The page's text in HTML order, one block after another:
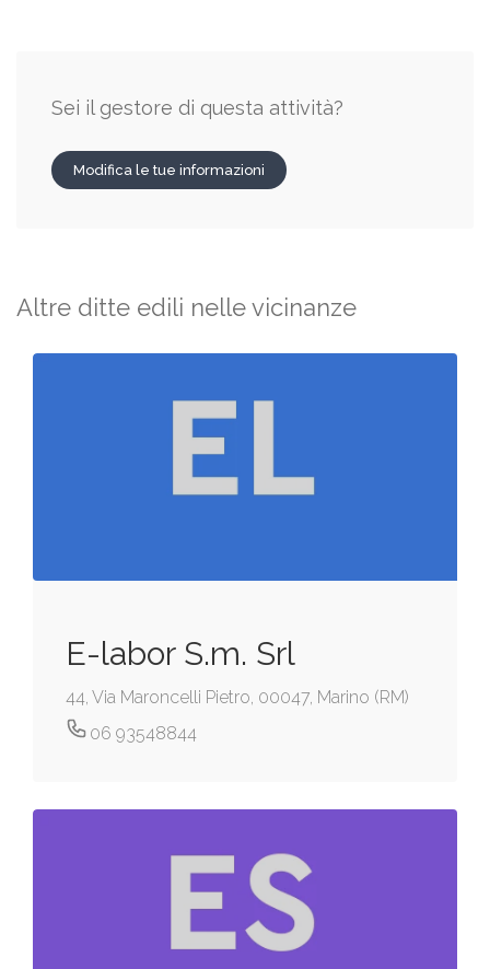
Sei il gestore di questa attività?
Modifica le tue informazioni
Altre ditte edili nelle vicinanze
E-labor S.m. Srl
44, Via Maroncelli Pietro, 00047, Marino (RM)
06 93548844